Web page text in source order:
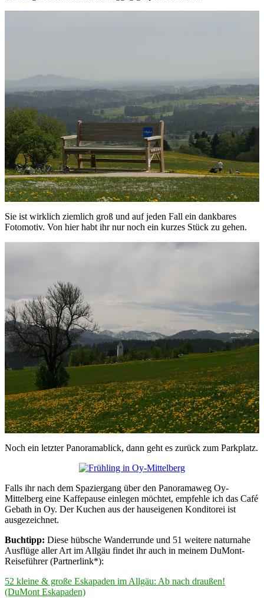
Sie ist wirklich ziemlich groß und auf jeden Fall ein dankbares
Fotomotiv. Von hier habt ihr nur noch ein kurzes Stück zu gehen.
Noch ein letzter Panoramablick, dann geht es zurück zum Parkplatz.
Falls ihr nach dem Spaziergang über den Panoramaweg Oy-
Mittelberg eine Kaffepause einlegen möchtet, empfehle ich das Café
Gebath in Oy. Der Kuchen aus der hauseigenen Konditorei ist
ausgezeichnet.
Buchtipp: Diese hübsche Wanderrunde und 51 weitere naturnahe
Ausflüge aller Art im Allgäu findet ihr auch in meinem DuMont-
Reiseführer (Partnerlink*):
52 kleine & große Eskapaden im Allgäu: Ab nach draußen!
(DuMont Eskapaden)